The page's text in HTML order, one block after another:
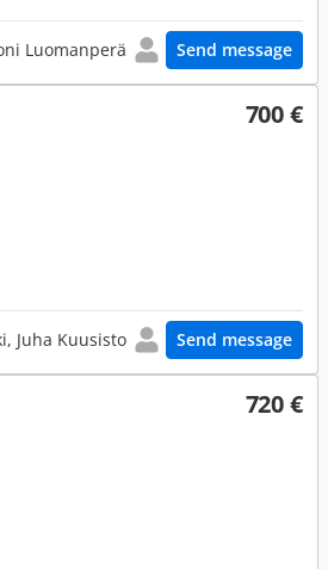
Luomanperä Send message
700 €
Juha Kuusisto Send message
720 €